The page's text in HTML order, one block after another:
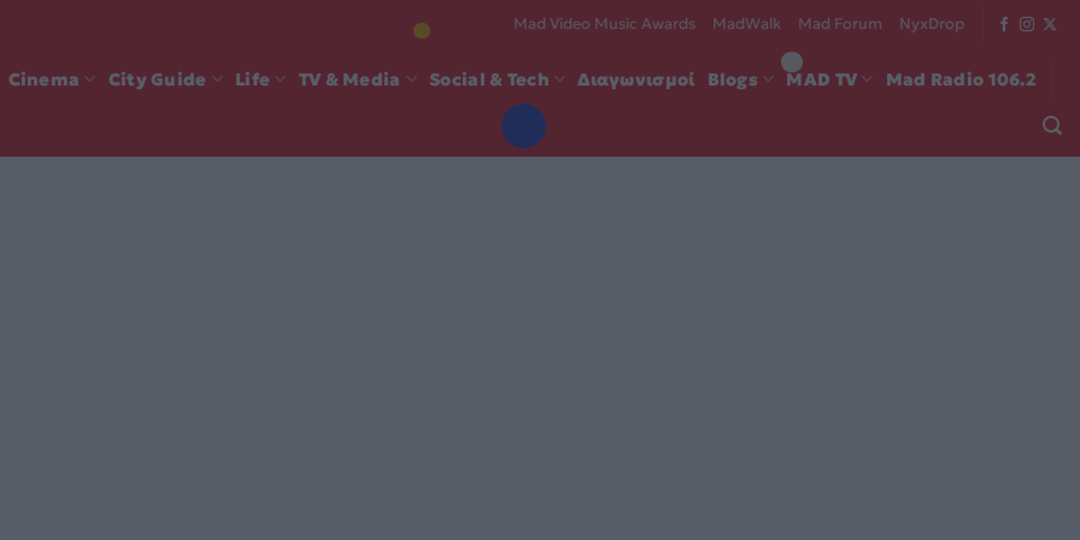
Mad Video Music Awards MadWalk Mad Forum NyxDrop
Cinema City Guide Life TV & Media Social & Tech Διαγωνισμοί Blogs MAD TV Mad Radio 106.2